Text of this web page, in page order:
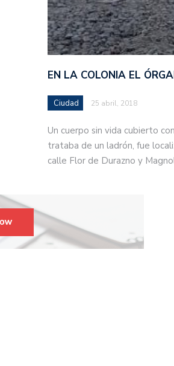
EN LA COLONIA EL
Ciudad 25 abril, 2018
Un cuerpo sin vida cubierto
trataba de un ladrón, fue
calle Flor de Durazno y